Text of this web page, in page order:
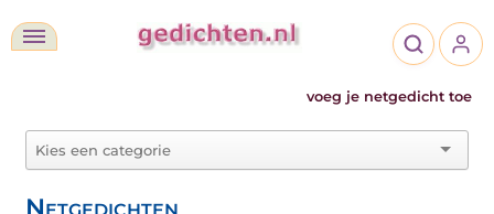
voeg je netgedicht toe
Netgedichten